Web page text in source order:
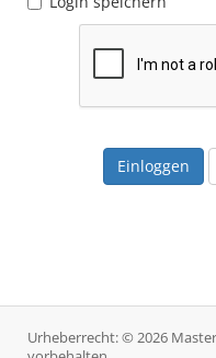
Urheberrecht: © 2026